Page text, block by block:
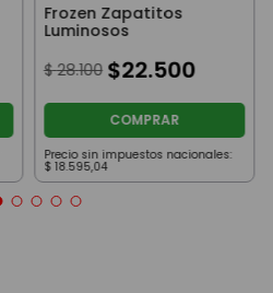
Frozen Zapatitos
Luminosos
$ 28.100 $22.500
COMPRAR
Precio sin impuestos nacionales:
$ 18.595,04